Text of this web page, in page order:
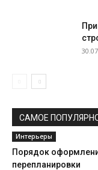
САМОЕ
Интерьеры
Порядок
перепланировки